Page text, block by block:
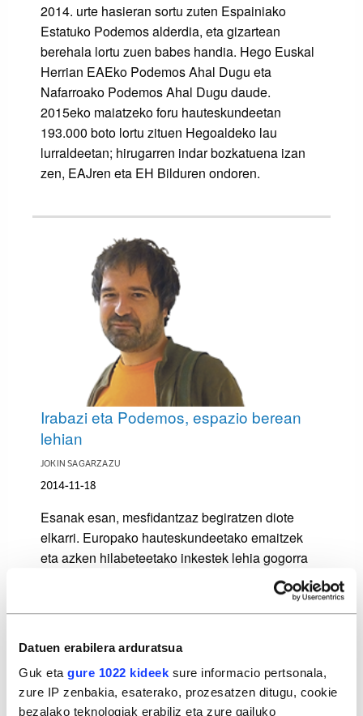
Datuen erabilera arduratsua
Guk eta gure 1022 kideek sure informacio pertsonala,
zure IP zenbakia, esaterako, prozesatzen ditugu, cookie
bezalako teknologiak erabiliz eta zure gailuko
2014. urte hasieran sortu zuten Espainiako
Estatuko Podemos alderdia, eta gizartean
berehala lortu zuen babes handia. Hego Euskal
Herrian EAEko Podemos Ahal Dugu eta
Nafarroako Podemos Ahal Dugu daude.
2015eko maiatzeko foru hauteskundeetan
193.000 boto lortu zituen Hegoaldeko lau
lurraldeetan; hirugarren indar bozkatuena izan
zen, EAJren eta EH Bilduren ondoren.
Irabazi eta Podemos, espazio berean
lehian
JOKIN SAGARZAZU
2014-11-18
Esanak esan, mesfidantzaz begiratzen diote
elkarri. Europako hauteskundeetako emaitzek
eta azken hilabeteetako inkestek lehia gogorra